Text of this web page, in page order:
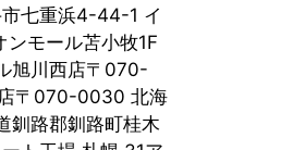
七重浜4-44-1 イ
モール苫小牧1F
旭川西店〒070-
〒070-0030 北海
釧路郡釧路町桂木